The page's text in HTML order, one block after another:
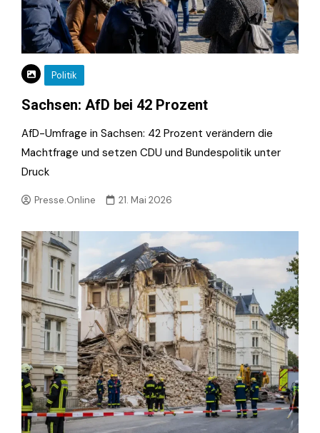
Politik
Sachsen: AfD bei 42 Prozent
AfD-Umfrage in Sachsen: 42 Prozent verändern die
Machtfrage und setzen CDU und Bundespolitik unter
Druck
Presse.Online 21. Mai 2026